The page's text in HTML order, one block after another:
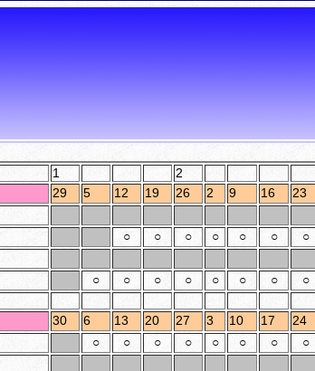
1
2
29 5 12 19 26 2 9 16
23
○ ○ ○ ○ ○ ○
○
○ ○ ○ ○ ○ ○ ○ ○
30 6 13 20 27 3 10 17
24
○ ○ ○ ○ ○ ○ ○
○